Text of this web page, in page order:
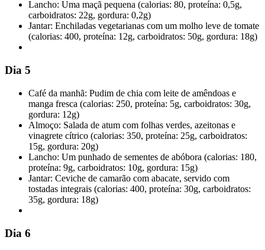
Lancho: Uma maçã pequena (calorias: 80, proteína: 0,5g,
carboidratos: 22g, gordura: 0,2g)
Jantar: Enchiladas vegetarianas com um molho leve de tomate
(calorias: 400, proteína: 12g, carboidratos: 50g, gordura: 18g)
Dia 5
Café da manhã: Pudim de chia com leite de amêndoas e
manga fresca (calorias: 250, proteína: 5g, carboidratos: 30g,
gordura: 12g)
Almoço: Salada de atum com folhas verdes, azeitonas e
vinagrete cítrico (calorias: 350, proteína: 25g, carboidratos:
15g, gordura: 20g)
Lancho: Um punhado de sementes de abóbora (calorias: 180,
proteína: 9g, carboidratos: 10g, gordura: 15g)
Jantar: Ceviche de camarão com abacate, servido com
tostadas integrais (calorias: 400, proteína: 30g, carboidratos:
35g, gordura: 18g)
Dia 6